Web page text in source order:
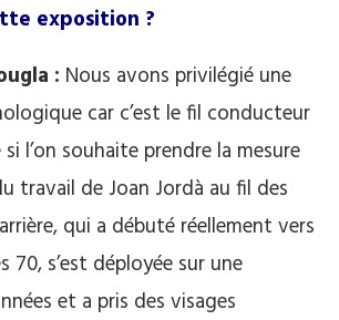
exposition ?
: Nous avons privilégié une
car c’est le fil conducteur
l’on souhaite prendre la mesure
travail de Joan Jordà au fil des
qui a débuté réellement vers
70, s’est déployée sur une
et a pris des visages